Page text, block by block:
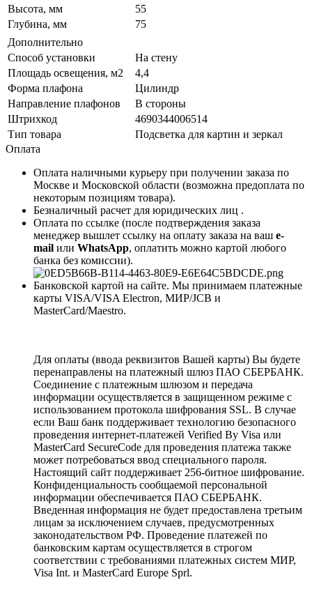
Высота, мм
55
Глубина, мм
75
Дополнительно
Способ установки
На стену
Площадь освещения, м2
4,4
Форма плафона
Цилиндр
Направление плафонов
В стороны
Штрихкод
4690344006514
Тип товара
Подсветка для картин и зеркал
Оплата
Оплата наличными курьеру при получении заказа по
Москве и Московской области (возможна предоплата по
некоторым позициям товара).
Безналичный расчет для юридических лиц .
Оплата по ссылке (после подтверждения заказа
менеджер вышлет ссылку на оплату заказа на ваш e-
mail или WhatsApp, оплатить можно картой любого
банка без комиссии).
Банковской картой на сайте. Мы принимаем платежные
карты VISA/VISA Electron, МИР/JCB и
MasterCard/Maestro.
Для оплаты (ввода реквизитов Вашей карты) Вы будете
перенаправлены на платежный шлюз ПАО СБЕРБАНК.
Соединение с платежным шлюзом и передача
информации осуществляется в защищенном режиме с
использованием протокола шифрования SSL. В случае
если Ваш банк поддерживает технологию безопасного
проведения интернет-платежей Verified By Visa или
MasterCard SecureCode для проведения платежа также
может потребоваться ввод специального пароля.
Настоящий сайт поддерживает 256-битное шифрование.
Конфиденциальность сообщаемой персональной
информации обеспечивается ПАО СБЕРБАНК.
Введенная информация не будет предоставлена третьим
лицам за исключением случаев, предусмотренных
законодательством РФ. Проведение платежей по
банковским картам осуществляется в строгом
соответствии с требованиями платежных систем МИР,
Visa Int. и MasterCard Europe Sprl.